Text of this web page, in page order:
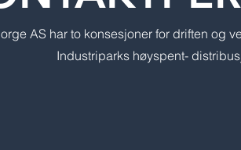
AS har to konsesjoner for driften og
Industriparks høyspent-